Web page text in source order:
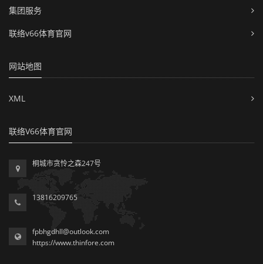
集团服务
联络v66体育官网
网站地图
XML
联络V66体育官网
桐城市贪怜之森247号
13816209765
fpbhgdhll@outlook.com
https://www.thinfore.com